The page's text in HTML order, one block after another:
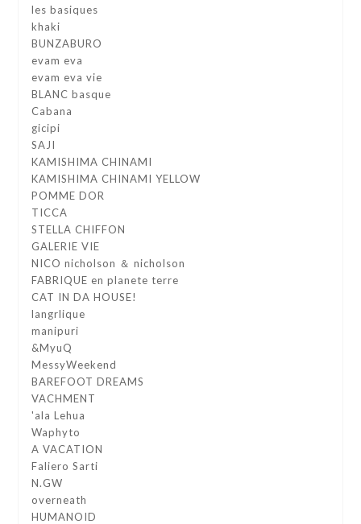
les basiques
khaki
BUNZABURO
evam eva
evam eva vie
BLANC basque
Cabana
gicipi
SAJI
KAMISHIMA CHINAMI
KAMISHIMA CHINAMI YELLOW
POMME DOR
TICCA
STELLA CHIFFON
GALERIE VIE
NICO nicholson ＆ nicholson
FABRIQUE en planete terre
CAT IN DA HOUSE!
langrlique
manipuri
&MyuQ
MessyWeekend
BAREFOOT DREAMS
VACHMENT
'ala Lehua
Waphyto
A VACATION
Faliero Sarti
N.GW
overneath
HUMANOID